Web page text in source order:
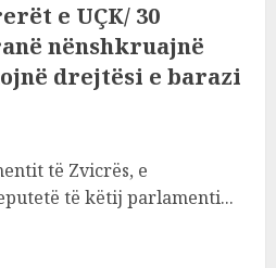
e UÇK/ 30
nënshkruajnë
drejtësi e barazi
të Zvicrës, e
të këtij parlamenti...